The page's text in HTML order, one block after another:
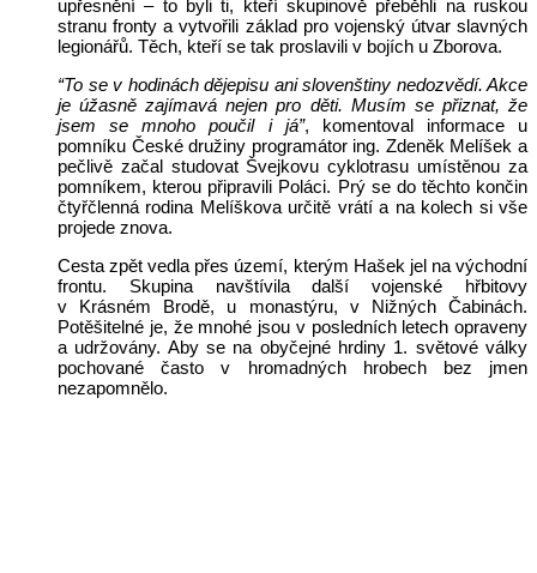
upřesnění – to byli ti, kteří skupinově přeběhli na ruskou
stranu fronty a vytvořili základ pro vojenský útvar slavných
legionářů. Těch, kteří se tak proslavili v bojích u Zborova.
“To se v hodinách dějepisu ani slovenštiny nedozvědí. Akce
je úžasně zajímavá nejen pro děti. Musím se přiznat, že
jsem se mnoho poučil i já”, komentoval informace u
pomníku České družiny programátor ing. Zdeněk Melíšek a
pečlivě začal studovat Švejkovu cyklotrasu umístěnou za
pomníkem, kterou připravili Poláci. Prý se do těchto končin
čtyřčlenná rodina Melíškova určitě vrátí a na kolech si vše
projede znova.
Cesta zpět vedla přes území, kterým Hašek jel na východní
frontu. Skupina navštívila další vojenské hřbitovy
v Krásném Brodě, u monastýru, v Nižných Čabinách.
Potěšitelné je, že mnohé jsou v posledních letech opraveny
a udržovány. Aby se na obyčejné hrdiny 1. světové války
pochované často v hromadných hrobech bez jmen
nezapomnělo.